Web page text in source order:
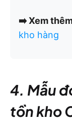
➡️ Xem
kho hàng
4. Mẫu
tồn kho